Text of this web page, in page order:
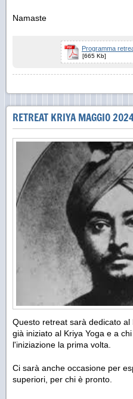
Namaste
Programma
[665 Kb]
RETREAT KRIYA MAGGIO
Questo retreat sarà dedicato
già iniziato al Kriya Yoga e a
l'iniziazione la prima volta.
Ci sarà anche occasione per
superiori, per chi è pronto.